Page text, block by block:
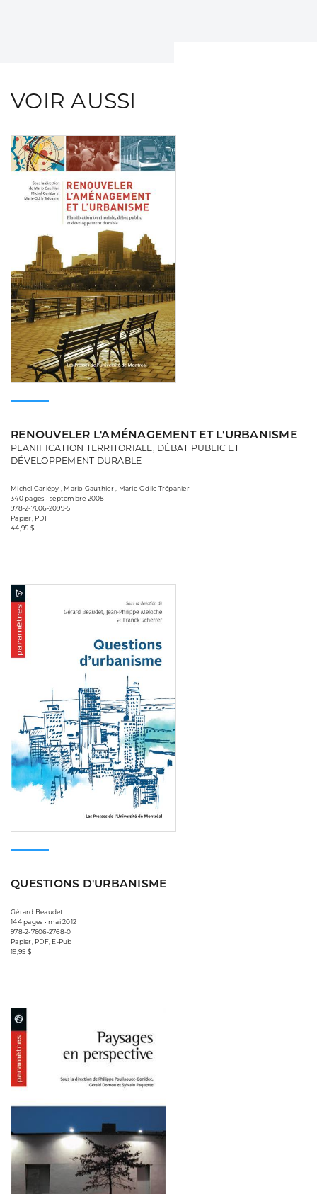
VOIR AUSSI
RENOUVELER L'AMÉNAGEMENT ET L'URBANISME
PLANIFICATION TERRITORIALE, DÉBAT PUBLIC ET
DÉVELOPPEMENT DURABLE
Michel Gariépy , Mario Gauthier , Marie-Odile Trépanier
340 pages • septembre 2008
978-2-7606-2099-5
Papier, PDF
44,95 $
QUESTIONS D'URBANISME
Gérard Beaudet
144 pages • mai 2012
978-2-7606-2768-0
Papier, PDF, E-Pub
19,95 $